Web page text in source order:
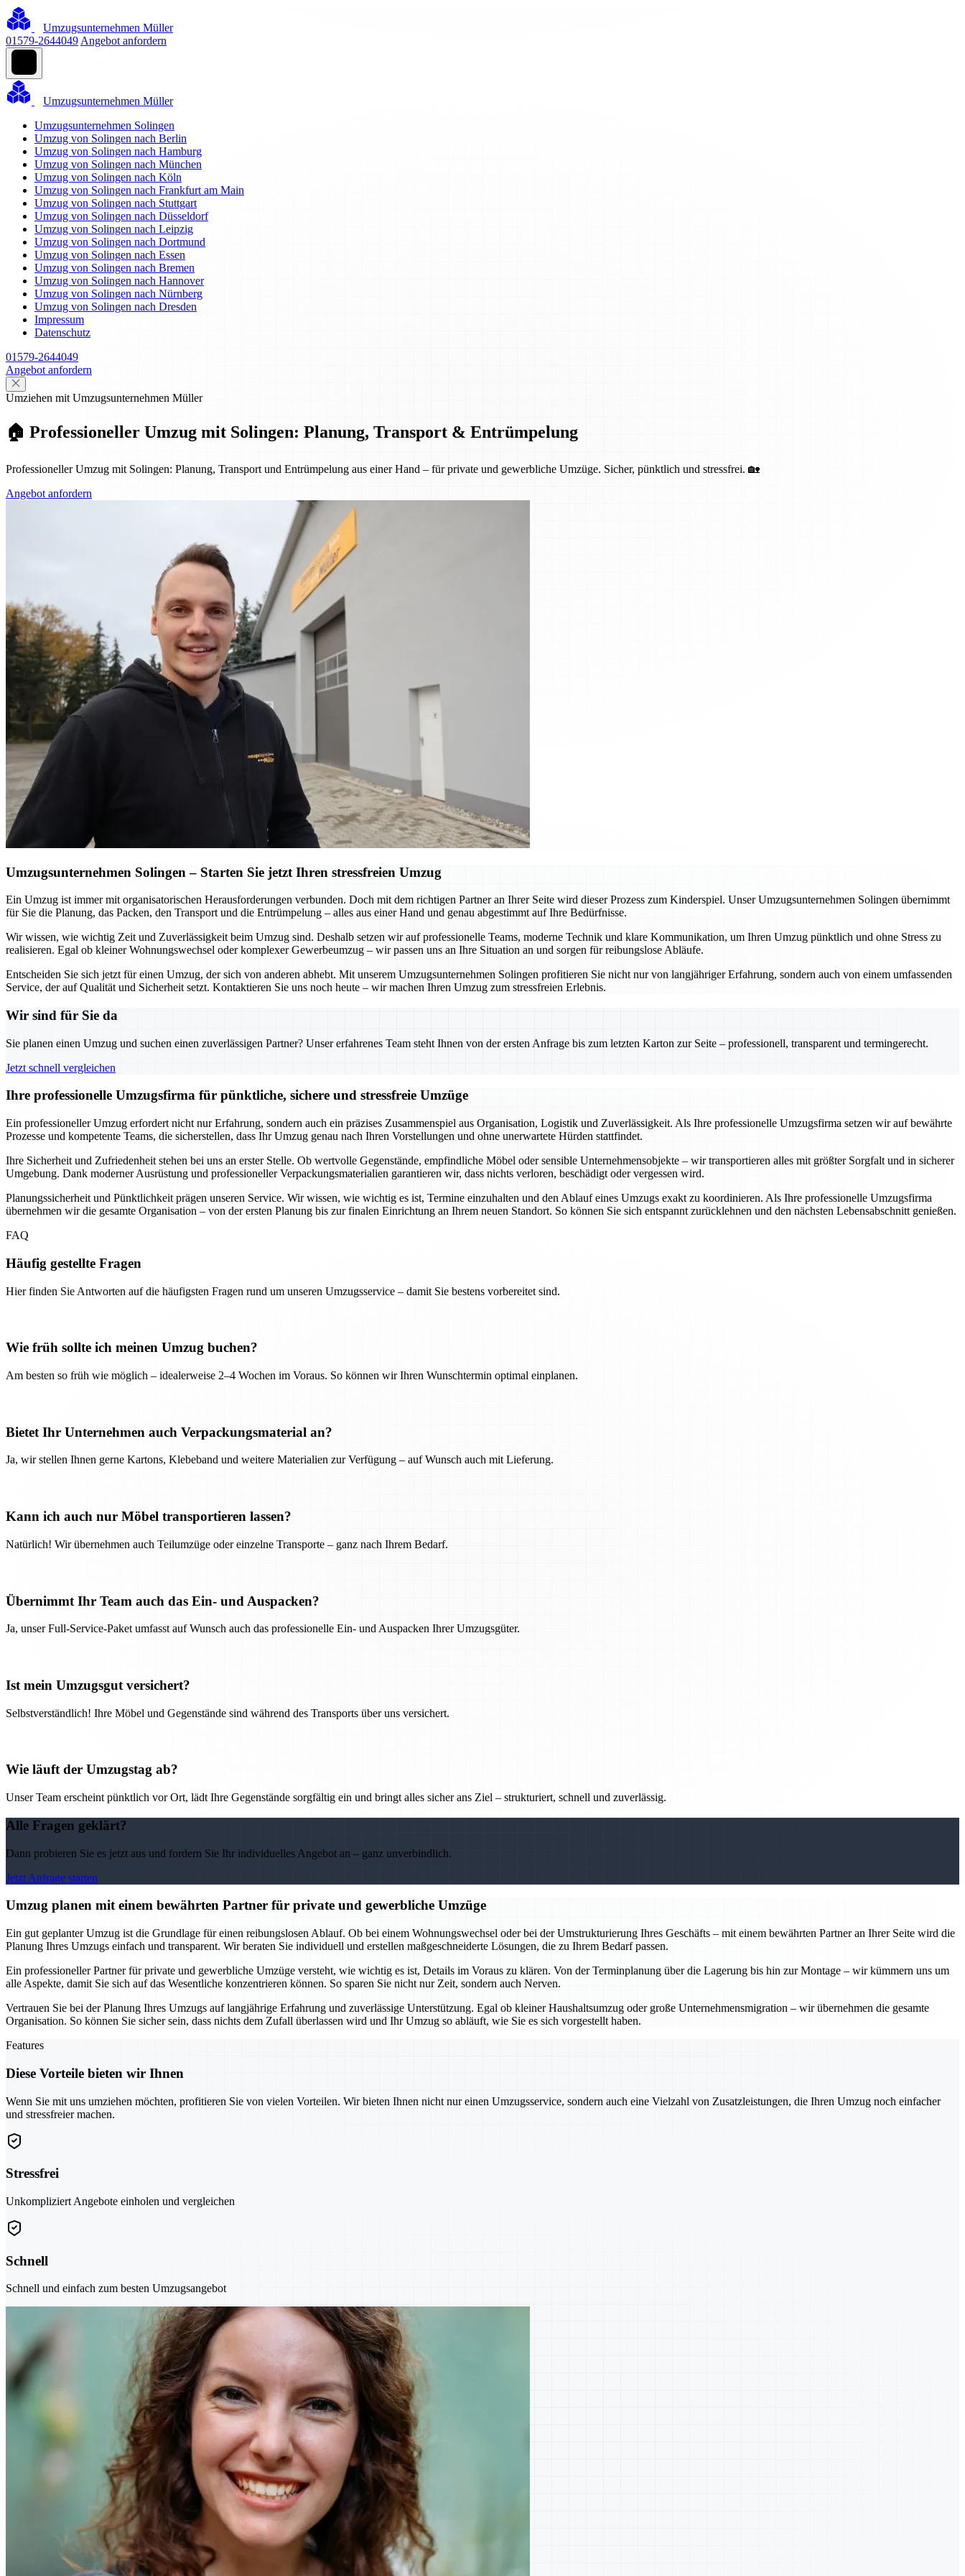
Umzugsunternehmen Müller
01579-2644049 Angebot anfordern
Umzugsunternehmen Müller
Umzugsunternehmen Solingen
Umzug von Solingen nach Berlin
Umzug von Solingen nach Hamburg
Umzug von Solingen nach München
Umzug von Solingen nach Köln
Umzug von Solingen nach Frankfurt am Main
Umzug von Solingen nach Stuttgart
Umzug von Solingen nach Düsseldorf
Umzug von Solingen nach Leipzig
Umzug von Solingen nach Dortmund
Umzug von Solingen nach Essen
Umzug von Solingen nach Bremen
Umzug von Solingen nach Hannover
Umzug von Solingen nach Nürnberg
Umzug von Solingen nach Dresden
Impressum
Datenschutz
01579-2644049
Angebot anfordern
Umziehen mit Umzugsunternehmen Müller
🏠 Professioneller Umzug mit Solingen: Planung, Transport & Entrümpelung
Professioneller Umzug mit Solingen: Planung, Transport und Entrümpelung aus einer Hand – für private und gewerbliche Umzüge. Sicher, pünktlich und stressfrei. 🏡
Angebot anfordern
Umzugsunternehmen Solingen – Starten Sie jetzt Ihren stressfreien Umzug
Ein Umzug ist immer mit organisatorischen Herausforderungen verbunden. Doch mit dem richtigen Partner an Ihrer Seite wird dieser Prozess zum Kinderspiel. Unser Umzugsunternehmen Solingen übernimmt
für Sie die Planung, das Packen, den Transport und die Entrümpelung – alles aus einer Hand und genau abgestimmt auf Ihre Bedürfnisse.
Wir wissen, wie wichtig Zeit und Zuverlässigkeit beim Umzug sind. Deshalb setzen wir auf professionelle Teams, moderne Technik und klare Kommunikation, um Ihren Umzug pünktlich und ohne Stress zu
realisieren. Egal ob kleiner Wohnungswechsel oder komplexer Gewerbeumzug – wir passen uns an Ihre Situation an und sorgen für reibungslose Abläufe.
Entscheiden Sie sich jetzt für einen Umzug, der sich von anderen abhebt. Mit unserem Umzugsunternehmen Solingen profitieren Sie nicht nur von langjähriger Erfahrung, sondern auch von einem umfassenden
Service, der auf Qualität und Sicherheit setzt. Kontaktieren Sie uns noch heute – wir machen Ihren Umzug zum stressfreien Erlebnis.
Wir sind für Sie da
Sie planen einen Umzug und suchen einen zuverlässigen Partner? Unser erfahrenes Team steht Ihnen von der ersten Anfrage bis zum letzten Karton zur Seite – professionell, transparent und termingerecht.
Jetzt schnell vergleichen
Ihre professionelle Umzugsfirma für pünktliche, sichere und stressfreie Umzüge
Ein professioneller Umzug erfordert nicht nur Erfahrung, sondern auch ein präzises Zusammenspiel aus Organisation, Logistik und Zuverlässigkeit. Als Ihre professionelle Umzugsfirma setzen wir auf bewährte
Prozesse und kompetente Teams, die sicherstellen, dass Ihr Umzug genau nach Ihren Vorstellungen und ohne unerwartete Hürden stattfindet.
Ihre Sicherheit und Zufriedenheit stehen bei uns an erster Stelle. Ob wertvolle Gegenstände, empfindliche Möbel oder sensible Unternehmensobjekte – wir transportieren alles mit größter Sorgfalt und in sicherer
Umgebung. Dank moderner Ausrüstung und professioneller Verpackungsmaterialien garantieren wir, dass nichts verloren, beschädigt oder vergessen wird.
Planungssicherheit und Pünktlichkeit prägen unseren Service. Wir wissen, wie wichtig es ist, Termine einzuhalten und den Ablauf eines Umzugs exakt zu koordinieren. Als Ihre professionelle Umzugsfirma
übernehmen wir die gesamte Organisation – von der ersten Planung bis zur finalen Einrichtung an Ihrem neuen Standort. So können Sie sich entspannt zurücklehnen und den nächsten Lebensabschnitt genießen.
FAQ
Häufig gestellte Fragen
Hier finden Sie Antworten auf die häufigsten Fragen rund um unseren Umzugsservice – damit Sie bestens vorbereitet sind.
Wie früh sollte ich meinen Umzug buchen?
Am besten so früh wie möglich – idealerweise 2–4 Wochen im Voraus. So können wir Ihren Wunschtermin optimal einplanen.
Bietet Ihr Unternehmen auch Verpackungsmaterial an?
Ja, wir stellen Ihnen gerne Kartons, Klebeband und weitere Materialien zur Verfügung – auf Wunsch auch mit Lieferung.
Kann ich auch nur Möbel transportieren lassen?
Natürlich! Wir übernehmen auch Teilumzüge oder einzelne Transporte – ganz nach Ihrem Bedarf.
Übernimmt Ihr Team auch das Ein- und Auspacken?
Ja, unser Full-Service-Paket umfasst auf Wunsch auch das professionelle Ein- und Auspacken Ihrer Umzugsgüter.
Ist mein Umzugsgut versichert?
Selbstverständlich! Ihre Möbel und Gegenstände sind während des Transports über uns versichert.
Wie läuft der Umzugstag ab?
Unser Team erscheint pünktlich vor Ort, lädt Ihre Gegenstände sorgfältig ein und bringt alles sicher ans Ziel – strukturiert, schnell und zuverlässig.
Alle Fragen geklärt?
Dann probieren Sie es jetzt aus und fordern Sie Ihr individuelles Angebot an – ganz unverbindlich.
Jetzt Anfrage starten
Umzug planen mit einem bewährten Partner für private und gewerbliche Umzüge
Ein gut geplanter Umzug ist die Grundlage für einen reibungslosen Ablauf. Ob bei einem Wohnungswechsel oder bei der Umstrukturierung Ihres Geschäfts – mit einem bewährten Partner an Ihrer Seite wird die
Planung Ihres Umzugs einfach und transparent. Wir beraten Sie individuell und erstellen maßgeschneiderte Lösungen, die zu Ihrem Bedarf passen.
Ein professioneller Partner für private und gewerbliche Umzüge versteht, wie wichtig es ist, Details im Voraus zu klären. Von der Terminplanung über die Lagerung bis hin zur Montage – wir kümmern uns um
alle Aspekte, damit Sie sich auf das Wesentliche konzentrieren können. So sparen Sie nicht nur Zeit, sondern auch Nerven.
Vertrauen Sie bei der Planung Ihres Umzugs auf langjährige Erfahrung und zuverlässige Unterstützung. Egal ob kleiner Haushaltsumzug oder große Unternehmensmigration – wir übernehmen die gesamte
Organisation. So können Sie sicher sein, dass nichts dem Zufall überlassen wird und Ihr Umzug so abläuft, wie Sie es sich vorgestellt haben.
Features
Diese Vorteile bieten wir Ihnen
Wenn Sie mit uns umziehen möchten, profitieren Sie von vielen Vorteilen. Wir bieten Ihnen nicht nur einen Umzugsservice, sondern auch eine Vielzahl von Zusatzleistungen, die Ihren Umzug noch einfacher
und stressfreier machen.
Stressfrei
Unkompliziert Angebote einholen und vergleichen
Schnell
Schnell und einfach zum besten Umzugsangebot